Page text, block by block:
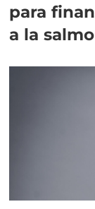
para
a la